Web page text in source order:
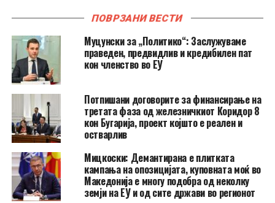
ПОВРЗАНИ ВЕСТИ
Муцунски за „Политико“: Заслужуваме
праведен, предвидлив и кредибилен пат
кон членство во ЕУ
Потпишани договорите за финансирање на
третата фаза од железничкиот Коридор 8
кон Бугарија, проект којшто е реален и
остварлив
Мицкоски: Демантирана е плитката
кампања на опозицијата, куповната моќ во
Македонија е многу подобра од неколку
земји на ЕУ и од сите држави во регионот